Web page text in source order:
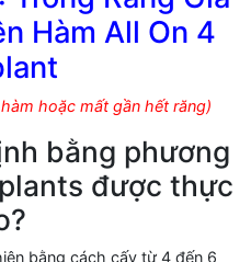
Hàm All On 4
hoặc mất gần hết răng)
bằng phương
được thực
bằng cách cấy từ 4 đến 6